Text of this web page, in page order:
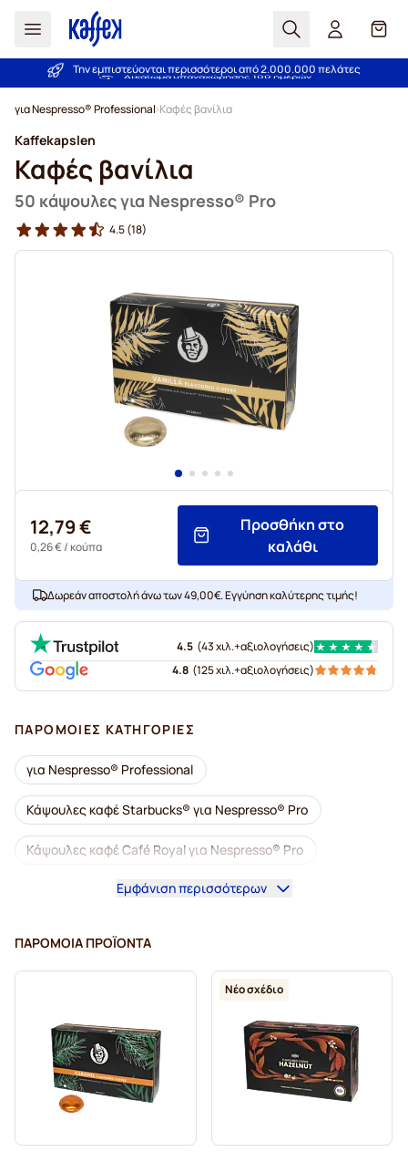
Αναζήτηση
Εγγύηση καλύτερης τιμής!
Την εμπιστεύονται περισσότεροι από 2.000.000 πελάτες
για Nespresso® Professional Καφές βανίλια
Kaffekapslen
Καφές βανίλια
50 κάψουλες για Nespresso® Pro
4.5(18)
12,79 €
0,26 €/ κούπα
Προσθήκη στο
καλάθι
Δωρεάν αποστολή άνω των 49,00€. Εγγύηση καλύτερης τιμής!
4.5 (43 χιλ.+αξιολογήσεις)
4.8 (125 χιλ.+αξιολογήσεις)
ΠΑΡΌΜΟΙΕΣ ΚΑΤΗΓΟΡΊΕΣ
για Nespresso® Professional
Κάψουλες καφέ Starbucks® για Nespresso® Pro
Κάψουλες καφέ Café Royal για Nespresso® Pro
Καφετιέρες για Nespresso® Professional
Ντεκαφεϊνέ καφές για Nespresso® Pro
κάψουλες για Nespresso® Pro
Κάψουλες Gimoka για Nespresso® Pro
Εμφάνιση περισσότερων
ΠΑΡΌΜΟΙΑ ΠΡΟΪΌΝΤΑ
Νέο σχέδιο